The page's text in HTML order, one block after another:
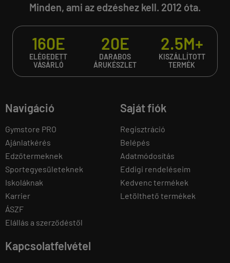
Minden, ami az edzéshez kell. 2012 óta.
160E
ELÉGEDETT
VÁSÁRLÓ
20E
DARABOS
ÁRUKÉSZLET
2.5M+
KISZÁLLÍTOTT
TERMÉK
Navigáció
Gymstore PRO
Ajánlatkérés
Edzőtermeknek
Sportegyesületeknek
Iskoláknak
Karrier
ÁSZF
Elállás a szerződéstől
Saját fiók
Regisztráció
Belépés
Adatmódosítás
Eddigi rendeléseim
Kedvenc termékek
Letölthető termékek
Kapcsolatfelvétel